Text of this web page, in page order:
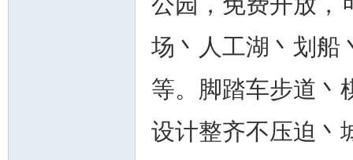
场丶人工湖丶划
等。脚踏车步道丶
设计整齐不压迫丶